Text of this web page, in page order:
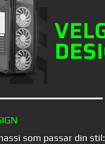
som passar din stil: